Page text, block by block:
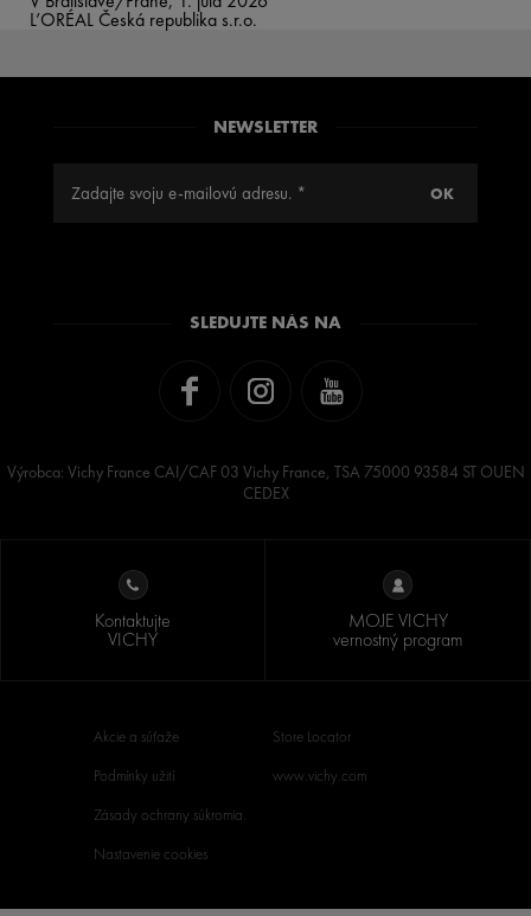
L’ORÉAL Česká republika s.r.o.
NEWSLETTER
SLEDUJTE NÁS NA
Výrobca: Vichy France CAI/CAF 03 Vichy France, TSA 75000 93584 ST OUEN
CEDEX
Kontaktujte
VICHY
MOJE VICHY
vernostný program
Akcie a súťaže
Podmínky užití
Zásady ochrany súkromia.
Nastavenie cookies
Store Locator
www.vichy.com